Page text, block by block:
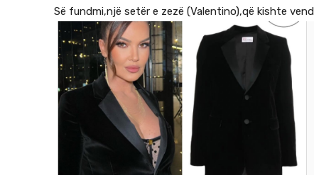
Së fundmi,një setër e zezë (Valentino),që kishte